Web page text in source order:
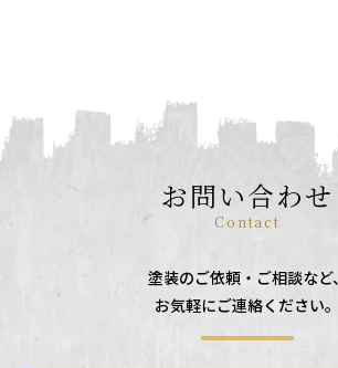
お問い合わせ
Contact
塗装のご依頼・ご相談など、
お気軽にご連絡ください。